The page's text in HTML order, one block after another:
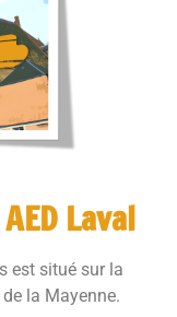
Laval
est situé sur la
la Mayenne.